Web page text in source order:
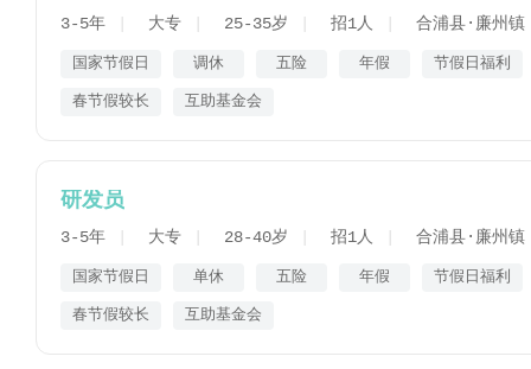
3-5年 大专 25-35岁 招1人 合浦县·廉州镇
国家节假日 调休 五险 年假 节假日福利
春节假较长 互助基金会
研发员
3-5年 大专 28-40岁 招1人 合浦县·廉州镇
国家节假日 单休 五险 年假 节假日福利
春节假较长 互助基金会